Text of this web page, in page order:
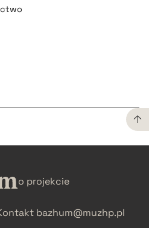
o projekcie
bazhum@muzhp.pl